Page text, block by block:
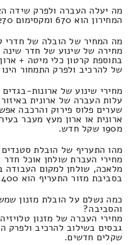
מה יעלה העברה ולפרק שידה
המחירון הוא 670 ומקסימום 270 שקל חדש.
מה המחיר של הובלה של חדרי
מחירה של שינוע של חדר
בתוספת קרטון כלי מיטה +
של להרכיב ולפרק התמחור הינו 540 ועד 240 שקל.
מחירי שינוע של ארונות-
שערים פלוס פירוק והרכבה
מ190 שקל חדש.
מהו התעריף של הובלת סטנדים
מחירי העברת שולחן אוכל חדר
מלאכה, שולחן למקום העבודה
בסביבת מזור התעריף הוא 400 ועד 180 שקלים חדשים.
כמה נשלם על הובלת מזנון
והסביבה?
מחירי העברה של מזנון
שקלים חדשים.